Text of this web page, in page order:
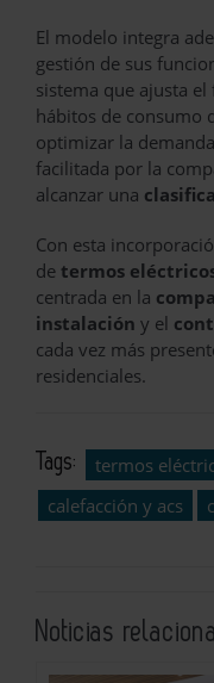
El modelo integra
gestión de sus
sistema que ajusta
hábitos de consumo
optimizar la
facilitada por la
alcanzar una
Con esta
de termos
centrada en la
instalación y el
cada vez más
residenciales.
Tags: termos
calefacción y acs
Noticias